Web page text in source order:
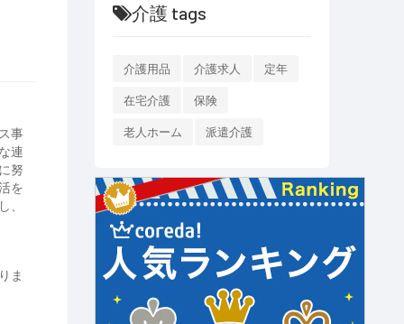
事
連
努
を
ま
介護 tags
介護用品 介護求人 定年
在宅介護 保険
老人ホーム 派遣介護